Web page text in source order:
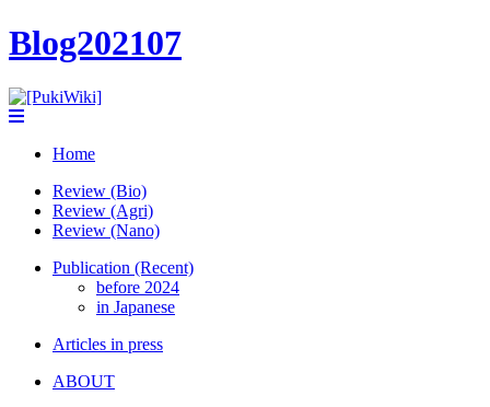
Blog202107
Home
Review (Bio)
Review (Agri)
Review (Nano)
Publication (Recent)
before 2024
in Japanese
Articles in press
ABOUT